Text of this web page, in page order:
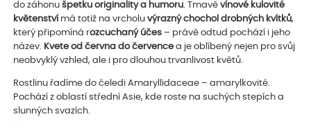
do záhonušpetku originality a humoru. Tmavěvínové kulovité
květenství má totiž na vrcholuvýrazný chochol drobných kvítků,
který připomíná rozcuchaný účes – právě odtud pochází i jeho
název. Kvete od června do července a je oblíbený nejen pro svůj
neobvyklý vzhled, ale i pro dlouhou trvanlivost květů.
Rostlinu řadíme do čeledi Amaryllidaceae – amarylkovité.
Pochází z oblastí střední Asie, kde roste na suchých stepích a
slunných svazích.